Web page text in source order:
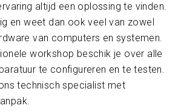
altijd een oplossing te vinden.
en weet dan ook veel van zowel
van computers en systemen.
workshop beschik je over alle
te configureren en te testen.
technisch specialist met